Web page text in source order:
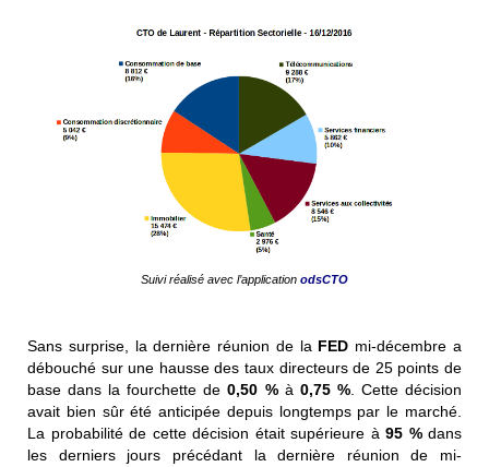
Suivi réalisé avec l’application odsCTO
Sans surprise, la dernière réunion de la FED mi-décembre a
débouché sur une hausse des taux directeurs de 25 points de
base dans la fourchette de0,50 %à 0,75 %. Cette décision
avait bien sûr été anticipée depuis longtemps par le marché.
La probabilité de cette décision était supérieure à 95 %dans
les derniers jours précédant la dernière réunion de mi-